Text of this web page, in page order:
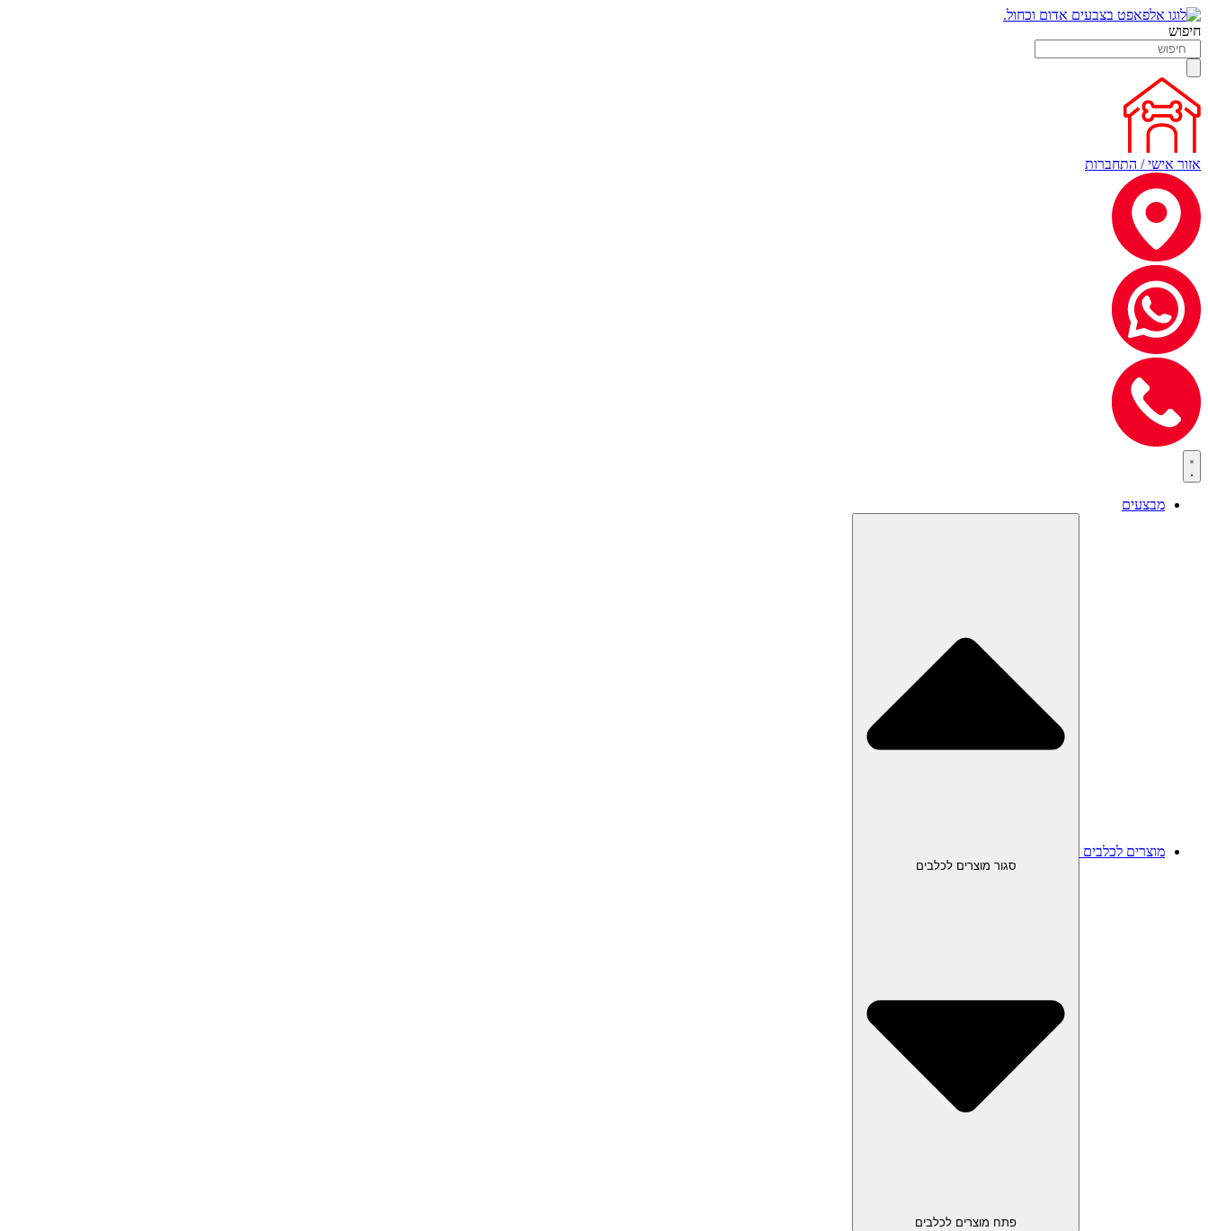
חיפוש
אזור אישי / התחברות
מבצעים
מוצרים לכלבים
סגור מוצרים לכלבים
פתח מוצרים לכלבים